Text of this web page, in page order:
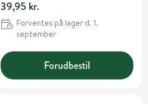
39,95 kr.
Forventes på lager d. 1.
september
Forudbestil